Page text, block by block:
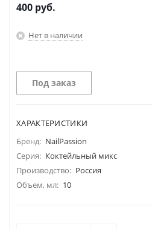
400 руб.
Нет в наличии
Под заказ
ХАРАКТЕРИСТИКИ
Бренд: NailPassion
Серия: Коктейльный микс
Производство: Россия
Объем, мл: 10